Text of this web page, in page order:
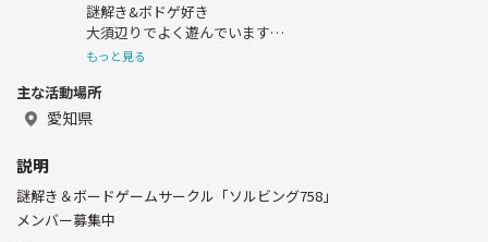
謎解き&ボドゲ好き
大須辺りでよく遊んでいます
リアル脱出ゲームをわいわい楽しみたいです
煙草とお酒は嗜みません
もっと見る
主な活動場所
愛知県
説明
謎解き＆ボードゲームサークル「ソルビング758」
メンバー募集中